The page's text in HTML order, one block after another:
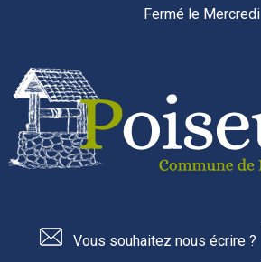
Fermé le Mercredi
Vous souhaitez nous écrire ?